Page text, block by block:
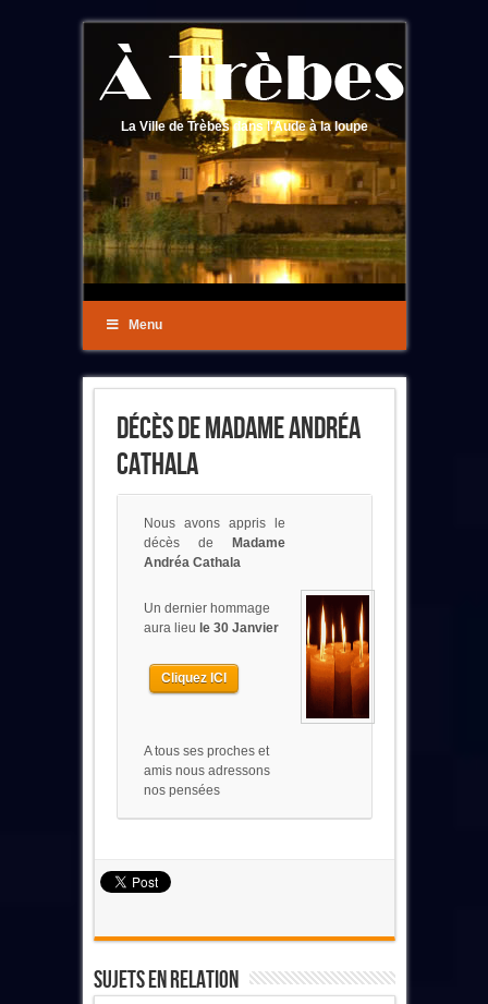
La Ville de Trèbes dans l'Aude à la loupe
Menu
Décès De Madame Andréa
Cathala
Nous avons appris le
décès de Madame
Andréa Cathala
Un dernier hommage
aura lieu le 30 Janvier
Cliquez ICI
A tous ses proches et
amis nous adressons
nos pensées
Sujets En Relation